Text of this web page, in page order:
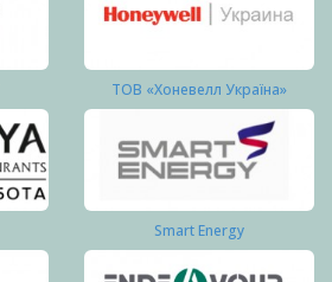
ТОВ «Хоневелл Україна»
Smart Energy